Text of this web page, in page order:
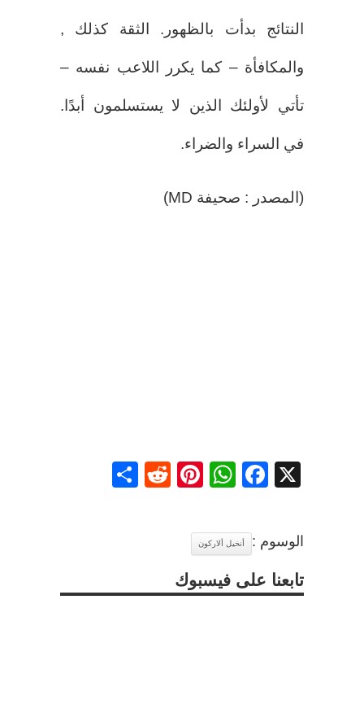
النتائج بدأت بالظهور. الثقة كذلك ,
والمكافأة – كما يكرر اللاعب نفسه –
تأتي لأولئك الذين لا يستسلمون أبدًا.
في السراء والضراء.
(المصدر : صحيفة MD)
X
Facebook
WhatsApp
Pinterest
Reddit
الوسوم : أنخيل ألاركون
تابعنا على فيسبوك